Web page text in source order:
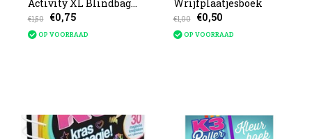
Activity XL Blindbag
29x30cm
€1,50 €0,75
OP VOORRAAD
Wrijfplaatjesboek
€1,00 €0,50
OP VOORRAAD